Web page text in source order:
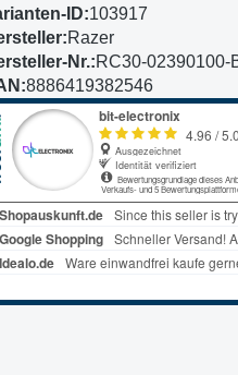
ID:103917
Razer
Nr.:RC30-02390100-
8886419382546